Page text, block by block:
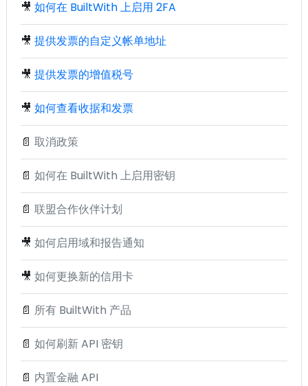
🎥 如何在 BuiltWith 上启用 2FA
🎥 提供发票的自定义帐单地址
🎥 提供发票的增值税号
🎥 如何查看收据和发票
📄 取消政策
📄 如何在 BuiltWith 上启用密钥
📄 联盟合作伙伴计划
🎥 如何启用域和报告通知
🎥 如何更换新的信用卡
📄 所有 BuiltWith 产品
📄 如何刷新 API 密钥
📄 内置金融 API